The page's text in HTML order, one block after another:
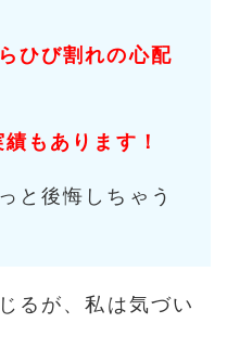
ひび割れの心配
もあります！
と後悔しちゃう
るが、私は気づい